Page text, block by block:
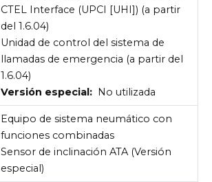
CTEL Interface (UPCI [UHI]) (a partir
del 1.6.04)
Unidad de control del sistema de
llamadas de emergencia (a partir del
1.6.04)
Versión especial: No utilizada
Equipo de sistema neumático con
funciones combinadas
Sensor de inclinación ATA (Versión
especial)